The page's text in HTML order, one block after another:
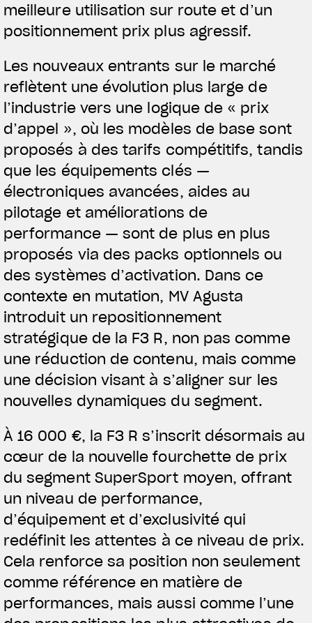
meilleure utilisation sur route et d’un
positionnement prix plus agressif.
Les nouveaux entrants sur le marché
reflètent une évolution plus large de
l’industrie vers une logique de « prix
d’appel », où les modèles de base sont
proposés à des tarifs compétitifs, tandis
que les équipements clés —
électroniques avancées, aides au
pilotage et améliorations de
performance — sont de plus en plus
proposés via des packs optionnels ou
des systèmes d’activation. Dans ce
contexte en mutation, MV Agusta
introduit un repositionnement
stratégique de la F3 R, non pas comme
une réduction de contenu, mais comme
une décision visant à s’aligner sur les
nouvelles dynamiques du segment.
À 16 000 €, la F3 R s’inscrit désormais au
cœur de la nouvelle fourchette de prix
du segment SuperSport moyen, offrant
un niveau de performance,
d’équipement et d’exclusivité qui
redéfinit les attentes à ce niveau de prix.
Cela renforce sa position non seulement
comme référence en matière de
performances, mais aussi comme l’une